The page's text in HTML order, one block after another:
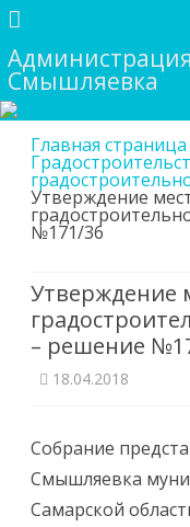
Смышляевка
Главная страница
Утверждение
№171/36
Утверждение
– решение
18.04.2018
Собрание
Смышляевка
Самарской